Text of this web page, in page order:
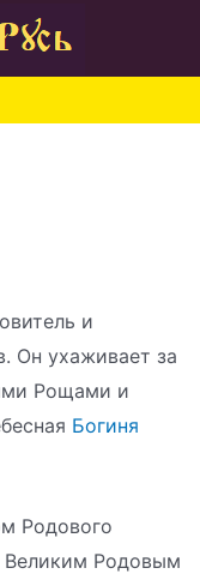
и
Он ухаживает за
Рощами и
Богиня
Родового
Великим Родовым